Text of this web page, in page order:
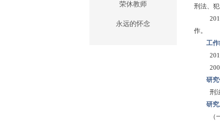
荣休教师
永远的怀念
刑法、
作。
工
研
刑
研
（